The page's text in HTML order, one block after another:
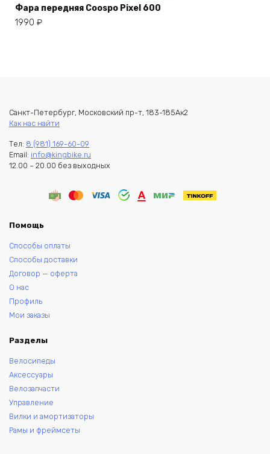
Фара передняя Coospo Pixel 600
1990 ₽
Санкт-Петербург, Московский пр-т, 183-185Ак2
Как нас найти
Тел: 8 (981) 169-60-09
Email: info@kingbike.ru
12.00 – 20.00 без выходных
Помощь
Способы оплаты
Способы доставки
Договор — оферта
О нас
Профиль
Мои заказы
Разделы
Велосипеды
Аксессуары
Велозапчасти
Управление
Вилки и амортизаторы
Рамы и фреймсеты